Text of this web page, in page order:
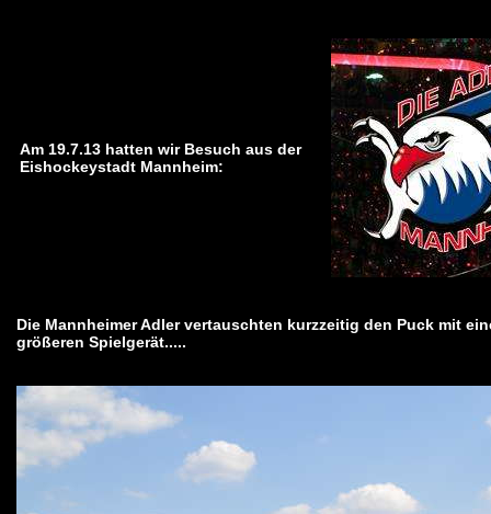
Am 19.7.13 hatten wir Besuch aus der
Eishockeystadt Mannheim:
Die Mannheimer Adler vertauschten kurzzeitig den Puck mit
größeren Spielgerät.....